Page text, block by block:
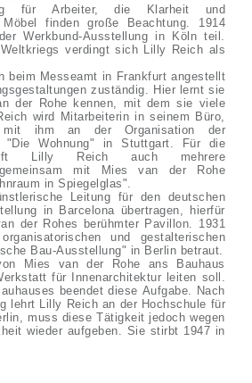
für Arbeiter, die Klarheit und
finden große Beachtung. 1914
Werkbund-Ausstellung in Köln teil.
verdingt sich Lilly Reich als
beim Messeamt in Frankfurt angestellt
zuständig. Hier lernt sie
der Rohe kennen, mit dem sie viele
wird Mitarbeiterin in seinem Büro,
ihm an der Organisation der
"Die Wohnung" in Stuttgart. Für die
Lilly Reich auch mehrere
gemeinsam mit Mies van der Rohe
in Spiegelglas".
Leitung für den deutschen
in Barcelona übertragen, hierfür
der Rohes berühmter Pavillon. 1931
und gestalterischen
Bau-Ausstellung" in Berlin betraut.
Mies van der Rohe ans Bauhaus
für Innenarchitektur leiten soll.
beendet diese Aufgabe. Nach
lehrt Lilly Reich an der Hochschule für
muss diese Tätigkeit jedoch wegen
wieder aufgeben. Sie stirbt 1947 in